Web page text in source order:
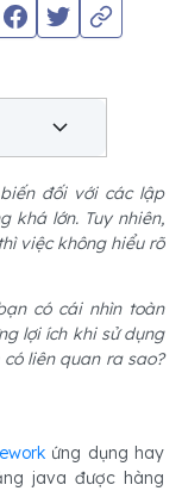
đối với các lập
khá lớn. Tuy nhiên,
việc không hiểu rõ
có cái nhìn toàn
lợi ích khi sử dụng
liên quan ra sao?
ứng dụng hay
java được hàng